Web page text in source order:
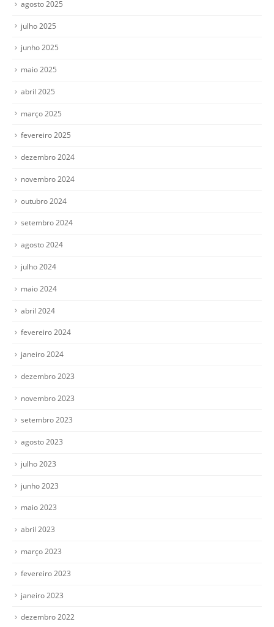
agosto 2025
julho 2025
junho 2025
maio 2025
abril 2025
março 2025
fevereiro 2025
dezembro 2024
novembro 2024
outubro 2024
setembro 2024
agosto 2024
julho 2024
maio 2024
abril 2024
fevereiro 2024
janeiro 2024
dezembro 2023
novembro 2023
setembro 2023
agosto 2023
julho 2023
junho 2023
maio 2023
abril 2023
março 2023
fevereiro 2023
janeiro 2023
dezembro 2022